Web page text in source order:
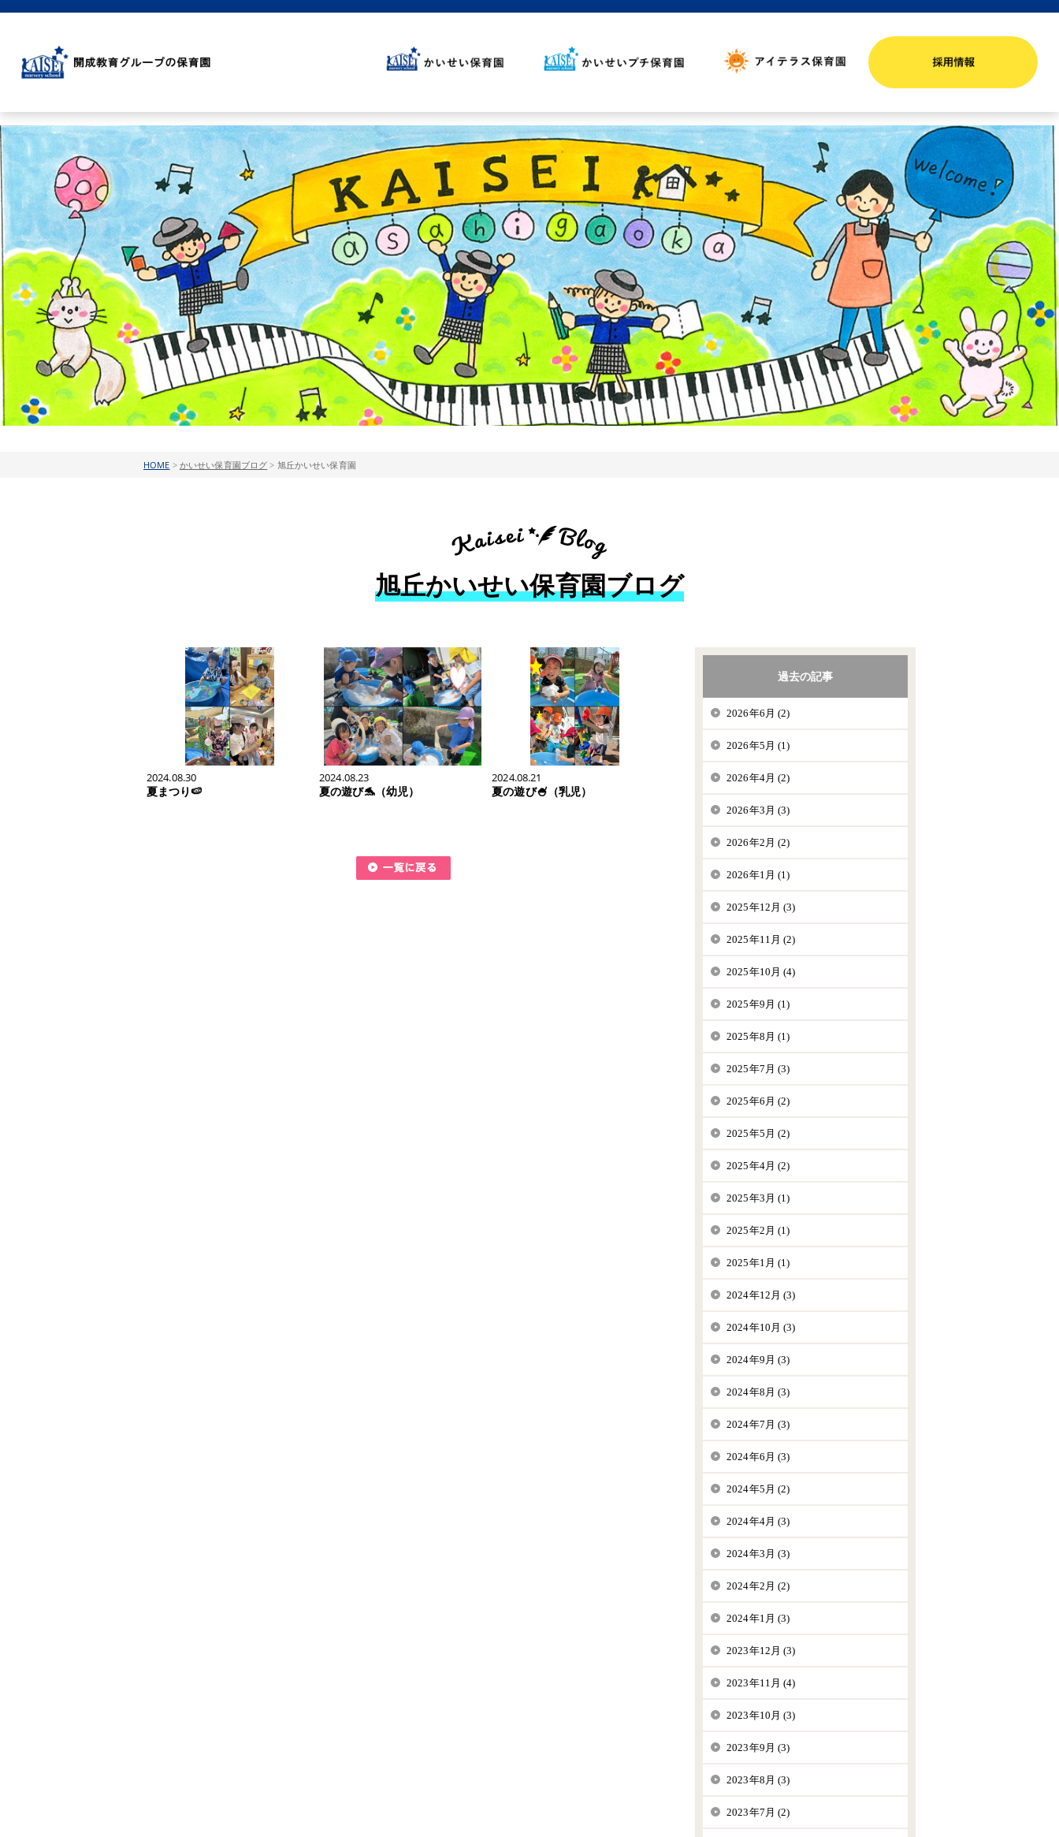
HOME > かいせい保育園ブログ > 旭丘かいせい保育園
旭丘かいせい保育園ブログ
2024.08.30
夏まつり🍉
2024.08.23
夏の遊び🐬（幼児）
2024.08.21
夏の遊び🍧（乳児）
過去の記事
2026年6月 (2)
2026年5月 (1)
2026年4月 (2)
2026年3月 (3)
2026年2月 (2)
2026年1月 (1)
2025年12月 (3)
2025年11月 (2)
2025年10月 (4)
2025年9月 (1)
2025年8月 (1)
2025年7月 (3)
2025年6月 (2)
2025年5月 (2)
2025年4月 (2)
2025年3月 (1)
2025年2月 (1)
2025年1月 (1)
2024年12月 (3)
2024年10月 (3)
2024年9月 (3)
2024年8月 (3)
2024年7月 (3)
2024年6月 (3)
2024年5月 (2)
2024年4月 (3)
2024年3月 (3)
2024年2月 (2)
2024年1月 (3)
2023年12月 (3)
2023年11月 (4)
2023年10月 (3)
2023年9月 (3)
2023年8月 (3)
2023年7月 (2)